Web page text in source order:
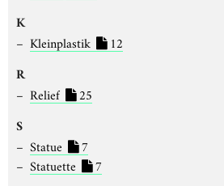
K
Kleinplastik 12
R
Relief 25
S
Statue
7
Statuette
7